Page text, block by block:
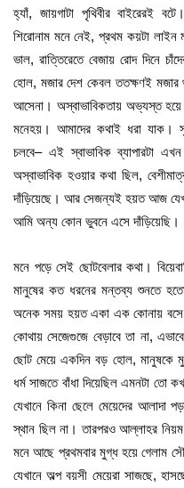
হ্যাঁ, জায়গাটা পৃথিবীর বাইরেরই
শিরোনাম মনে নেই, প্রথম কয়টা
ভাল, রাত্তিরেতে বেজায় রোদ দিনে
হোল, মজার দেশ কেবল ততক্ষণই মজার
আসেনা। অস্বাভাবিকতায় অভ্যস্ত হয়ে
মনেহয়। আমাদের কথাই ধরা যাক।
চলবে– এই স্বাভাবিক ব্যাপারটা
অস্বাভাবিক হওয়ার কথা ছিল,
দাঁড়িয়েছে। আর সেজন্যই হয়ত আজ
আমি অন্য কোন ভুবনে এসে দাঁড়িয়েছি।
মনে পড়ে সেই ছোটবেলার কথা।
মানুষের কত ধরনের মন্তব্য শুনতে
অনেক সময় হয়ত একা এক কোনায়
কোথায় সেজেগুজে বেড়াবে তা না,
ছোট মেয়ে একদিন বড় হোল, মানুষকে
ধর্ম সাজতে বাঁধা দিয়েছিল এমনটা তো
যেখানে কিনা ছেলে মেয়েদের আলাদা
স্থান ছিল না। তারপরও আল্লাহর
মনে আছে প্রথমবার মুগ্ধ হয়ে গেলাম
যেখানে অল্প বয়সী মেয়েরা সাজছে,